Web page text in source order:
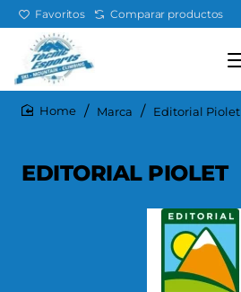
Favoritos Comparar productos
Marca Editorial Piolet
EDITORIAL PIOLET